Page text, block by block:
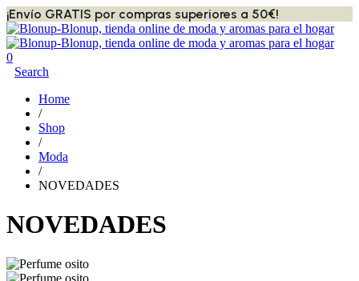
¡Envío GRATIS por compras superiores a 50€!
0
Search
Home
/
Shop
/
Moda
/
NOVEDADES
NOVEDADES